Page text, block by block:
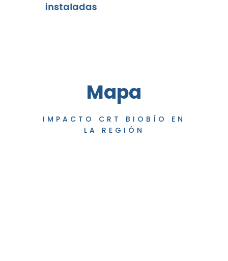
instaladas
Mapa
IMPACTO CRT BIOBÍO EN
LA REGIÓN